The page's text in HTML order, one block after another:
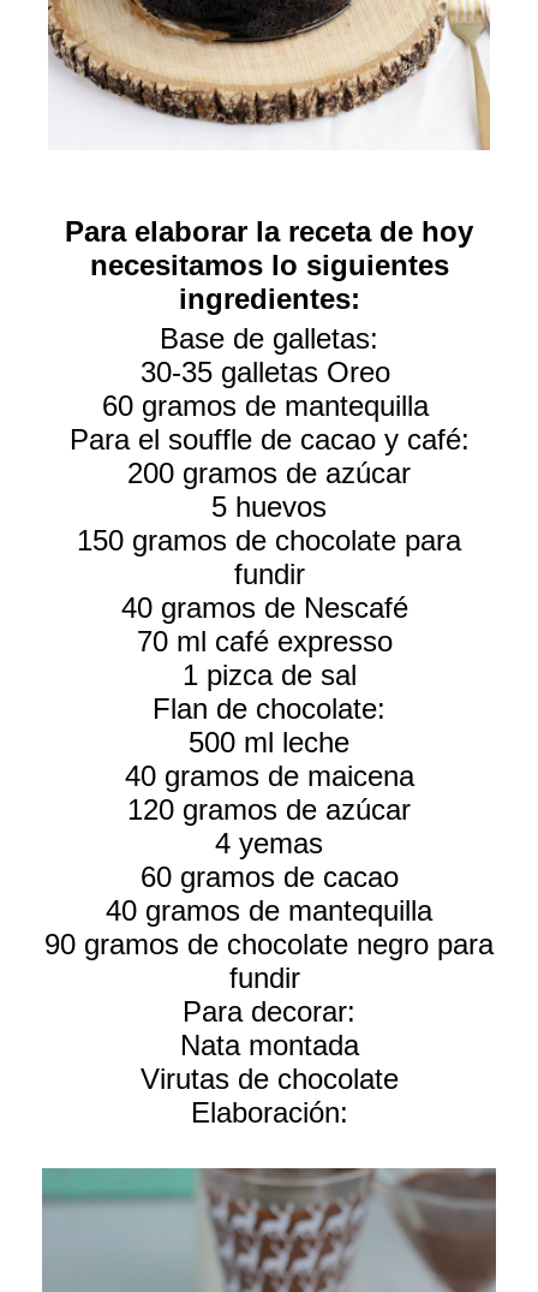
Para elaborar la receta de hoy
necesitamos lo siguientes
ingredientes:
Base de galletas:
30-35 galletas Oreo
60 gramos de mantequilla
Para el souffle de cacao y café:
200 gramos de azúcar
5 huevos
150 gramos de chocolate para
fundir
40 gramos de Nescafé
70 ml café expresso
1 pizca de sal
Flan de chocolate:
500 ml leche
40 gramos de maicena
120 gramos de azúcar
4 yemas
60 gramos de cacao
40 gramos de mantequilla
90 gramos de chocolate negro para
fundir
Para decorar:
Nata montada
Virutas de chocolate
Elaboración: